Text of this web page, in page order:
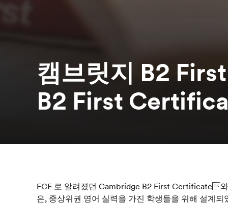
캠브릿지 B2
B2 First
FCE 로 알려졌던 Cambridge B2 First Certificate
은, 중상위권 영어 실력을 가진 학생들을 위해 설계